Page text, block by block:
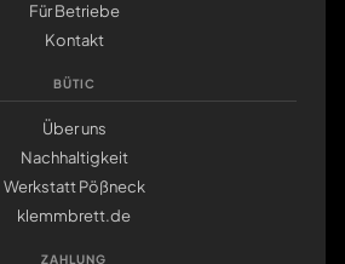
Für Betriebe
Kontakt
BÜTIC
Über uns
Nachhaltigkeit
Werkstatt Pößneck
klemmbrett.de
ZAHLUNG